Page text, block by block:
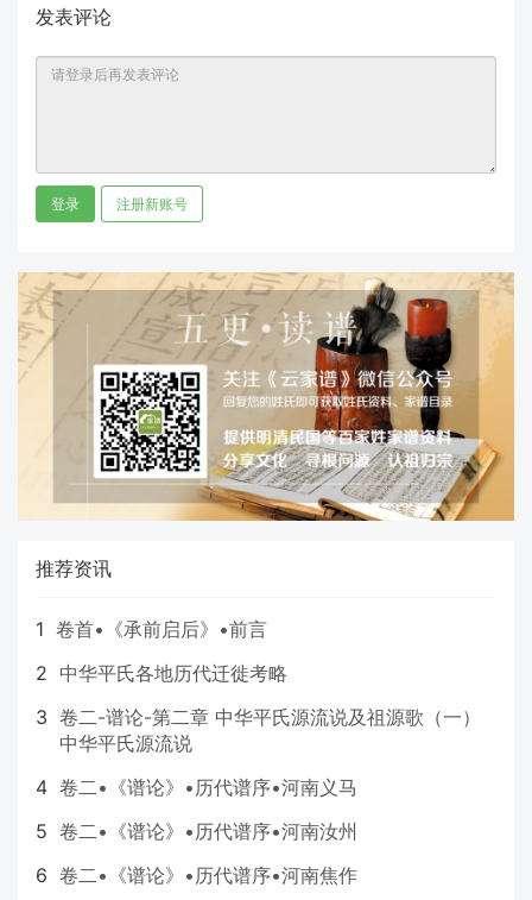
发表评论
登录 注册新账号
推荐资讯
1 卷首•《承前启后》•前言
2 中华平氏各地历代迁徙考略
3 卷二-谱论-第二章 中华平氏源流说及祖源歌（一）
中华平氏源流说
4 卷二•《谱论》•历代谱序•河南义马
5 卷二•《谱论》•历代谱序•河南汝州
6 卷二•《谱论》•历代谱序•河南焦作